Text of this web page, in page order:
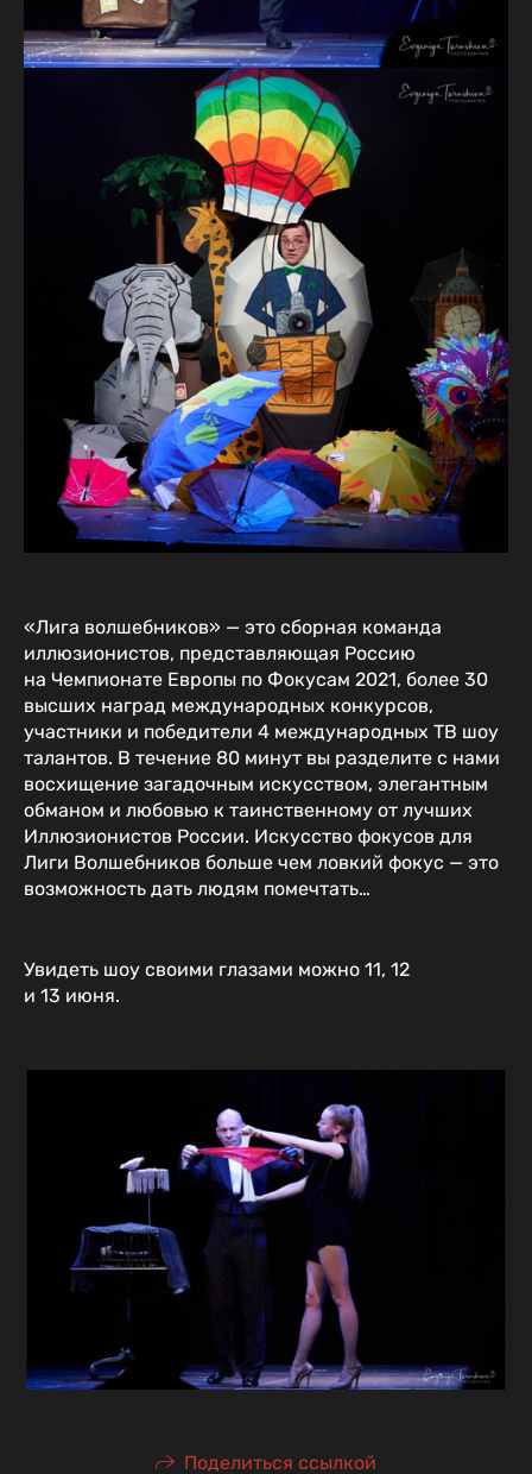
«Лига волшебников» — это сборная команда
иллюзионистов, представляющая Россию
на Чемпионате Европы по Фокусам 2021, более 30
высших наград международных конкурсов,
участники и победители 4 международных ТВ шоу
талантов. В течение 80 минут вы разделите с нами
восхищение загадочным искусством, элегантным
обманом и любовью к таинственному от лучших
Иллюзионистов России. Искусство фокусов для
Лиги Волшебников больше чем ловкий фокус — это
возможность дать людям помечтать…
Увидеть шоу своими глазами можно 11, 12
и 13 июня.
Поделиться ссылкой